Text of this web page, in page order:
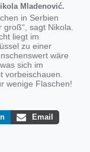
Mladenović.
in Serbien
sagt Nikola.
liegt im
zu einer
wäre
sich im
vorbeischauen.
wenige Flaschen!
Email